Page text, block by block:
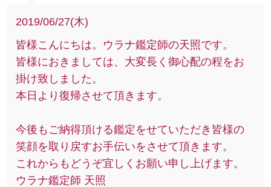
2019/06/27(木)
皆様こんにちは。ウラナ鑑定師の天照です。
皆様におきましては、大変長く御心配の程をお
掛け致しました。
本日より復帰させて頂きます。
今後もご納得頂ける鑑定をせていただき皆様の
笑顔を取り戻すお手伝いをさせて頂きます。
これからもどうぞ宜しくお願い申し上げます。
ウラナ鑑定師 天照